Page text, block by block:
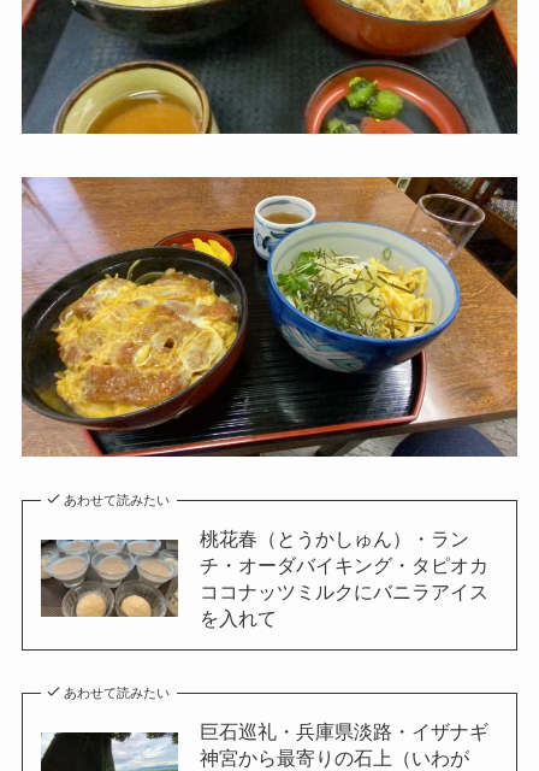
あわせて読みたい
桃花春（とうかしゅん）・ラン
チ・オーダバイキング・タピオカ
ココナッツミルクにバニラアイス
を入れて
あわせて読みたい
巨石巡礼・兵庫県淡路・イザナギ
神宮から最寄りの石上（いわが